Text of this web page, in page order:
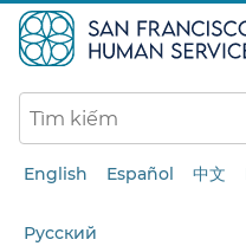
English Español 中文
Русский